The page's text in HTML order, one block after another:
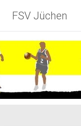
InhaltFSV Jüchen